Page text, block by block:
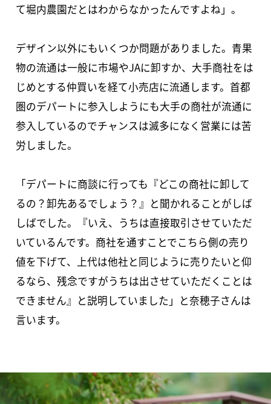
て堀内農園だとはわからなかったんですよね」。
デザイン以外にもいくつか問題がありました。青果
物の流通は一般に市場やJAに卸すか、大手商社をは
じめとする仲買いを経て小売店に流通します。首都
圏のデパートに参入しようにも大手の商社が流通に
参入しているのでチャンスは滅多になく営業には苦
労しました。
「デパートに商談に行っても『どこの商社に卸して
るの？卸先あるでしょう？』と聞かれることがしば
しばでした。『いえ、うちは直接取引させていただ
いているんです。商社を通すことでこちら側の売り
値を下げて、上代は他社と同じように売りたいと仰
るなら、残念ですがうちは出させていただくことは
できません』と説明していました」と奈穂子さんは
言います。